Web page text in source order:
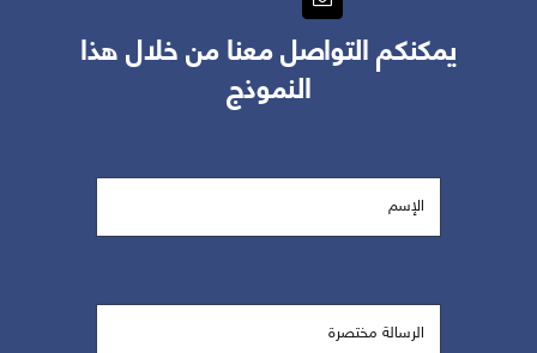
يمكنكم التواصل معنا من خلال هذا
النموذج